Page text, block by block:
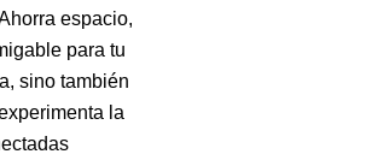
espacio,
para tu
sino también
la